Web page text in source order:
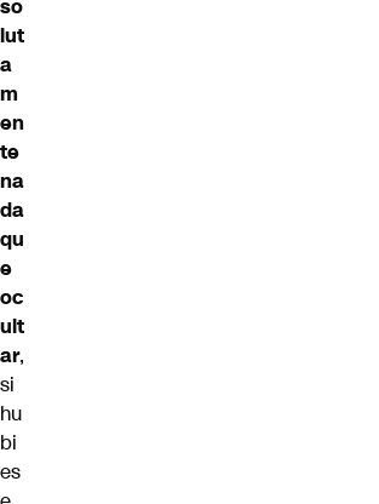
so
lut
a
m
en
te
na
da
qu
e
oc
ult
ar,
si
hu
bi
es